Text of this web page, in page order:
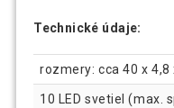
Technické údaje:
rozmery: cca 40 x
10 LED svetiel (max.